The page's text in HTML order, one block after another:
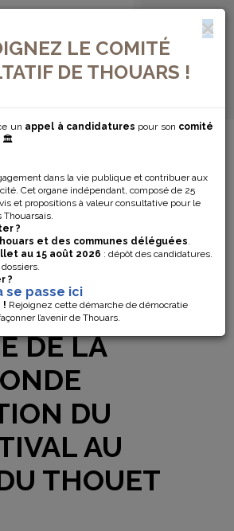
LE COMITÉ
DE THOUARS !
un appel à candidatures pour son comité
🏛️
dans la vie publique et contribuer aux
Cet organe indépendant, composé de 25
et propositions à valeur consultative pour le
?
et des communes déléguées.
au 15 août 2026 : dépôt des candidatures.
?
se passe ici
! Rejoignez cette démarche de démocratie
l’avenir de Thouars.
DE NAVIGATION...
30 JUIN À
LE
LE
DE LA
DU
AU
THOUET